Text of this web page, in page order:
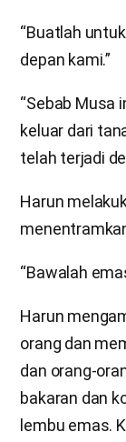
“Buatlah
depan kami.”
“Sebab Musa
keluar dari
telah terjadi
Harun
“Bawalah
Harun
orang dan
dan orang-
bakaran dan
lembu emas.